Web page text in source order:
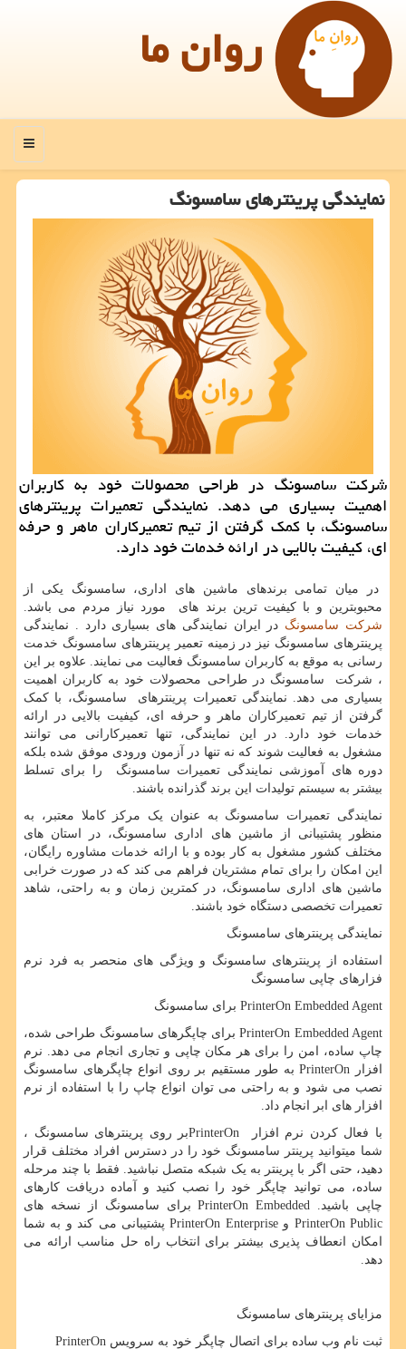
روان ما
منو
نمایندگی پرینترهای سامسونگ
شركت سامسونگ در طراحی محصولات خود به كاربران
اهمیت بسیاری می دهد. نمایندگی تعمیرات پرینترهای
سامسونگ، با كمك گرفتن از تیم تعمیركاران ماهر و حرفه
ای، كیفیت بالایی در ارائه خدمات خود دارد.
در میان تمامی برندهای ماشین های اداری، سامسونگ یکی از
محبوبترین و با کیفیت ترین برند های مورد نیاز مردم می باشد.
شرکت سامسونگ در ایران نمایندگی های بسیاری دارد . نمایندگی
پرینترهای سامسونگ نیز در زمینه تعمیر پرینترهای سامسونگ خدمت
رسانی به موقع به کاربران سامسونگ فعالیت می نمایند. علاوه بر این
، شرکت سامسونگ در طراحی محصولات خود به کاربران اهمیت
بسیاری می دهد. نمایندگی تعمیرات پرینترهای سامسونگ، با کمک
گرفتن از تیم تعمیرکاران ماهر و حرفه ای، کیفیت بالایی در ارائه
خدمات خود دارد. در این نمایندگی، تنها تعمیرکارانی می توانند
مشغول به فعالیت شوند که نه تنها در آزمون ورودی موفق شده بلکه
دوره های آموزشی نمایندگی تعمیرات سامسونگ را برای تسلط
بیشتر به سیستم تولیدات این برند گذرانده باشند.
نمایندگی تعمیرات سامسونگ به عنوان یک مرکز کاملا معتبر، به
منظور پشتیبانی از ماشین های اداری سامسونگ، در استان های
مختلف کشور مشغول به کار بوده و با ارائه خدمات مشاوره رایگان،
این امکان را برای تمام مشتریان فراهم می کند که در صورت خرابی
ماشین های اداری سامسونگ، در کمترین زمان و به راحتی، شاهد
تعمیرات تخصصی دستگاه خود باشند.
نمایندگی پرینترهای سامسونگ
استفاده از پرینترهای سامسونگ و ویژگی های منحصر به فرد نرم
فزارهای چاپی سامسونگ
PrinterOn Embedded Agent برای سامسونگ
PrinterOn Embedded Agentبرای چاپگرهای سامسونگ طراحی شده،
چاپ ساده، امن را برای هر مکان چاپی و تجاری انجام می دهد. نرم
افزار PrinterOnبه طور مستقیم بر روی انواع چاپگرهای سامسونگ
نصب می شود و به راحتی می توان انواع چاپ را با استفاده از نرم
افزار های ابر انجام داد.
با فعال کردن نرم افزار PrinterOnبر روی پرینترهای سامسونگ ،
شما میتوانید پرینتر سامسونگ خود را در دسترس افراد مختلف قرار
دهید، حتی اگر با پرینتر به یک شبکه متصل نباشید. فقط با چند مرحله
ساده، می توانید چاپگر خود را نصب کنید و آماده دریافت کارهای
چاپی باشید. PrinterOn Embeddedبرای سامسونگ از نسخه های
PrinterOn Public وPrinterOn Enterpriseپشتیبانی می کند و به شما
امکان انعطاف پذیری بیشتر برای انتخاب راه حل مناسب ارائه می
دهد.
مزایای پرینترهای سامسونگ
ثبت نام وب ساده برای اتصال چاپگر خود به سرویس PrinterOn